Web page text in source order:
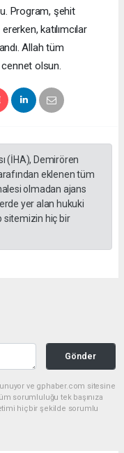
Program, şehit
katılımcılar
Allah tüm
olsun.
(İHA), Demirören
eklenen tüm
olmadan ajans
yer alan hukuki
sitemizin hiç bir
Gönder
ve gphaber.com sitesine
sorumluluğu tek başınıza
hiçbir şekilde sorumlu